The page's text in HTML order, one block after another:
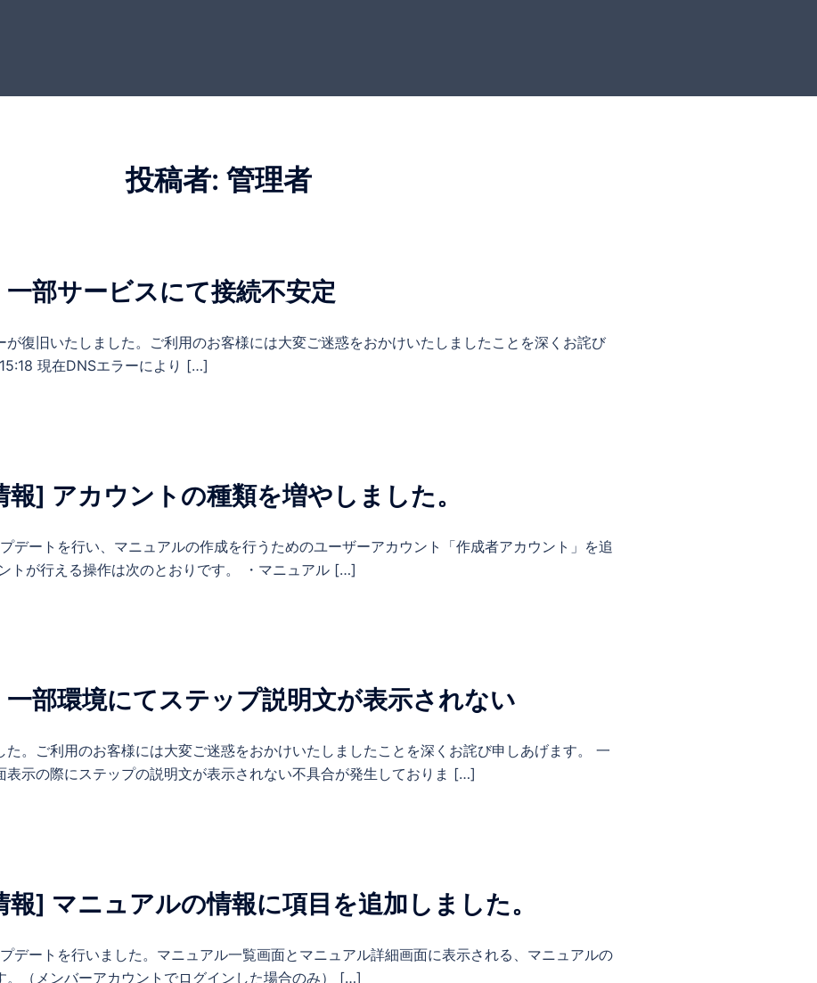
投稿者: 管理者
部サービスにて接続不安定
が復旧いたしました。ご利用のお客様には大変ご迷惑をおかけいたしましたことを深くお詫び
現在DNSエラーにより […]
] アカウントの種類を増やしました。
デートを行い、マニュアルの作成を行うためのユーザーアカウント「作成者アカウント」を追
トが行える操作は次のとおりです。 ・マニュアル […]
部環境にてステップ説明文が表示されない
。ご利用のお客様には大変ご迷惑をおかけいたしましたことを深くお詫び申しあげます。 一
表示の際にステップの説明文が表示されない不具合が発生しておりま […]
] マニュアルの情報に項目を追加しました。
デートを行いました。マニュアル一覧画面とマニュアル詳細画面に表示される、マニュアルの
。（メンバーアカウントでログインした場合のみ） […]